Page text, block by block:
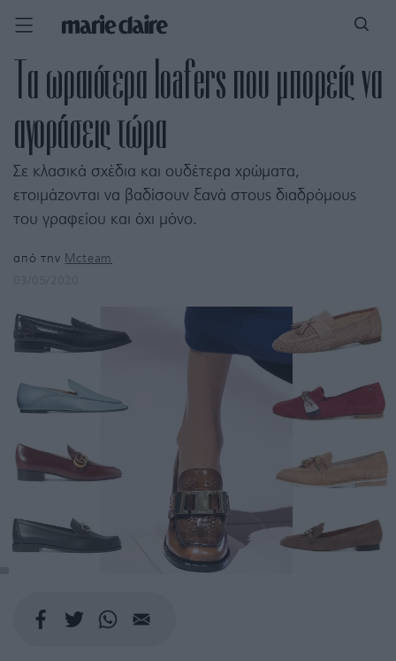
Τα ωραιότερα loafers που μπορείς να
αγοράσεις τώρα
Σε κλασικά σχέδια και ουδέτερα χρώματα,
ετοιμάζονται να βαδίσουν ξανά στους διαδρόμους
του γραφείου και όχι μόνο.
από την Mcteam